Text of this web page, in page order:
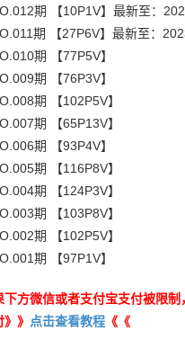
期 【10P1V】最新至：
期 【27P6V】最新至：
期 【77P5V】
期 【76P3V】
期 【102P5V】
期 【65P13V】
期 【93P4V】
期 【116P8V】
期 【124P3V】
期 【103P8V】
期 【102P5V】
期 【97P1V】
下方微信或者支付宝支付被限制
》 点击查看教程 《《